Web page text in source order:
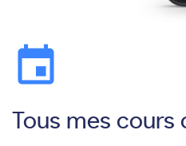
event
Tous mes cours